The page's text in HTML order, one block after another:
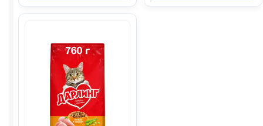
сух.
1,5кг
сух.